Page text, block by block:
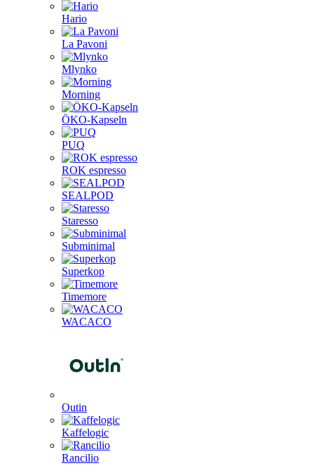
Hario
La Pavoni
Mlynko
Morning
ÖKO-Kapseln
PUQ
ROK espresso
SEALPOD
Staresso
Subminimal
Superkop
Timemore
WACACO
Outin
Kaffelogic
Rancilio